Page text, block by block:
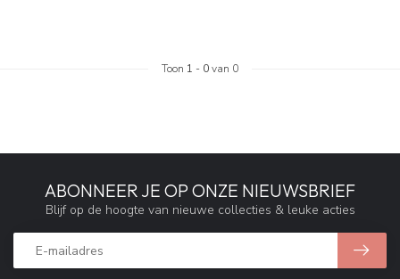
Toon 1 - 0van 0
ABONNEER JE OP ONZE NIEUWSBRIEF
Blijf op de hoogte van nieuwe collecties & leuke acties